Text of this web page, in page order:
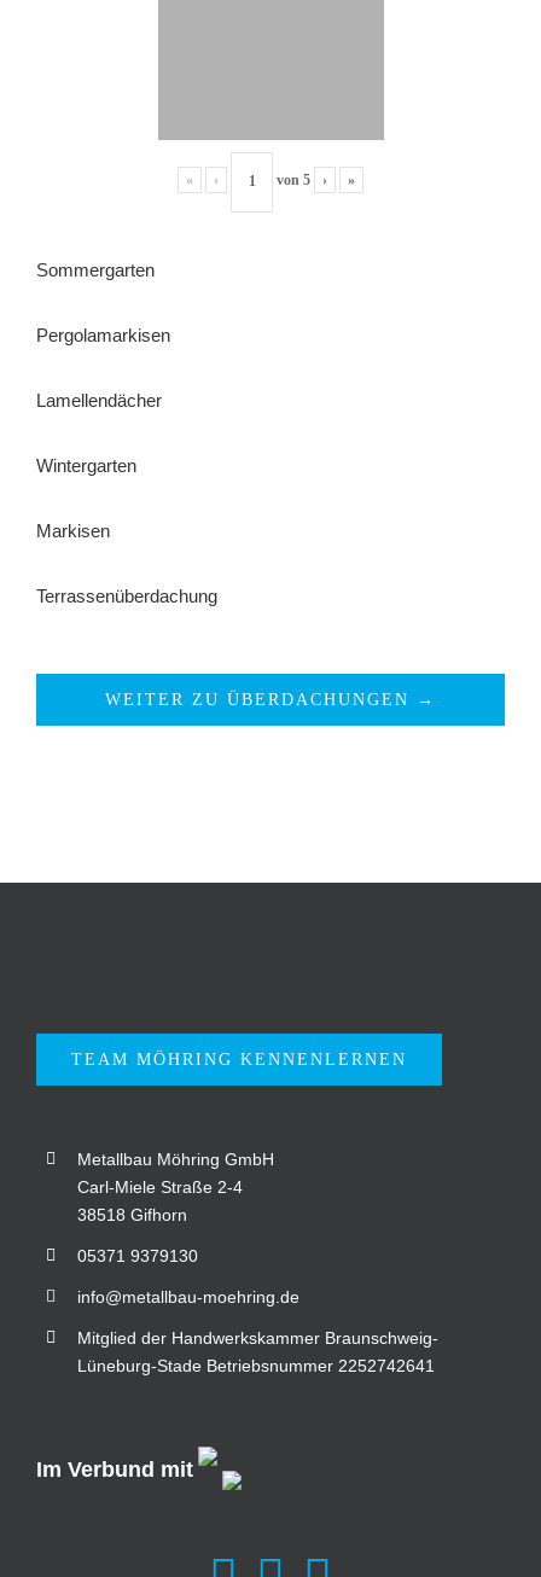
« ‹ von 5 › »
Sommergarten
Pergolamarkisen
Lamellendächer
Wintergarten
Markisen
Terrassenüberdachung
WEITER ZU ÜBERDACHUNGEN →
TEAM MÖHRING KENNENLERNEN
Metallbau Möhring GmbH
Carl-Miele Straße 2-4
38518 Gifhorn
05371 9379130
info@metallbau-moehring.de
Mitglied der Handwerkskammer Braunschweig-
Lüneburg-Stade Betriebsnummer 2252742641
Im Verbund mit